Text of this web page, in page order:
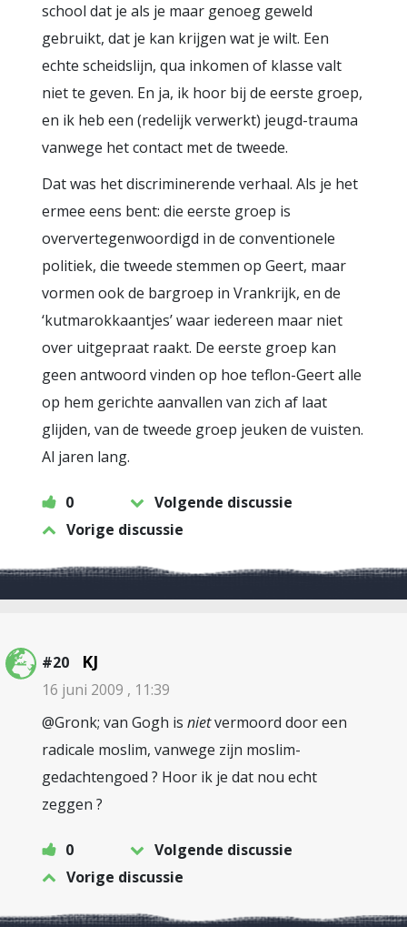
school dat je als je maar genoeg geweld
gebruikt, dat je kan krijgen wat je wilt. Een
echte scheidslijn, qua inkomen of klasse valt
niet te geven. En ja, ik hoor bij de eerste groep,
en ik heb een (redelijk verwerkt) jeugd-trauma
vanwege het contact met de tweede.
Dat was het discriminerende verhaal. Als je het
ermee eens bent: die eerste groep is
oververtegenwoordigd in de conventionele
politiek, die tweede stemmen op Geert, maar
vormen ook de bargroep in Vrankrijk, en de
‘kutmarokkaantjes’ waar iedereen maar niet
over uitgepraat raakt. De eerste groep kan
geen antwoord vinden op hoe teflon-Geert alle
op hem gerichte aanvallen van zich af laat
glijden, van de tweede groep jeuken de vuisten.
Al jaren lang.
0
Volgende discussie
Vorige discussie
#20 KJ
16 juni 2009 , 11:39
@Gronk; van Gogh is nietvermoord door een
radicale moslim, vanwege zijn moslim-
gedachtengoed ? Hoor ik je dat nou echt
zeggen ?
0
Volgende discussie
Vorige discussie